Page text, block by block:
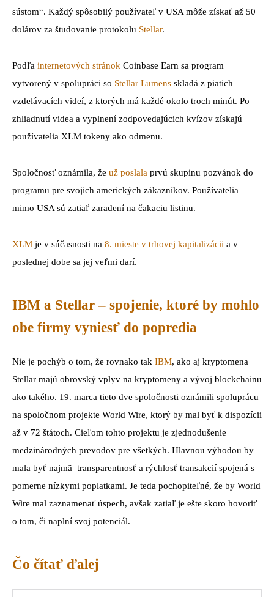
sústom“. Každý spôsobilý používateľ v USA môže získať až 50
dolárov za študovanie protokolu Stellar.
Podľa internetových stránok Coinbase Earn sa program
vytvorený v spolupráci so Stellar Lumens skladá z piatich
vzdelávacích videí, z ktorých má každé okolo troch minút. Po
zhliadnutí videa a vyplnení zodpovedajúcich kvízov získajú
používatelia XLM tokeny ako odmenu.
Spoločnosť oznámila, že už poslala prvú skupinu pozvánok do
programu pre svojich amerických zákazníkov. Používatelia
mimo USA sú zatiaľ zaradení na čakaciu listinu.
XLM je v súčasnosti na 8. mieste v trhovej kapitalizácii a v
poslednej dobe sa jej veľmi darí.
IBM a Stellar – spojenie, ktoré by mohlo
obe firmy vyniesť do popredia
Nie je pochýb o tom, že rovnako tak IBM, ako aj kryptomena
Stellar majú obrovský vplyv na kryptomeny a vývoj blockchainu
ako takého. 19. marca tieto dve spoločnosti oznámili spoluprácu
na spoločnom projekte World Wire, ktorý by mal byť k dispozícii
až v 72 štátoch. Cieľom tohto projektu je zjednodušenie
medzinárodných prevodov pre všetkých. Hlavnou výhodou by
mala byť najmä transparentnosť a rýchlosť transakcií spojená s
pomerne nízkymi poplatkami. Je teda pochopiteľné, že by World
Wire mal zaznamenať úspech, avšak zatiaľ je ešte skoro hovoriť
o tom, či naplní svoj potenciál.
Čo čítať ďalej